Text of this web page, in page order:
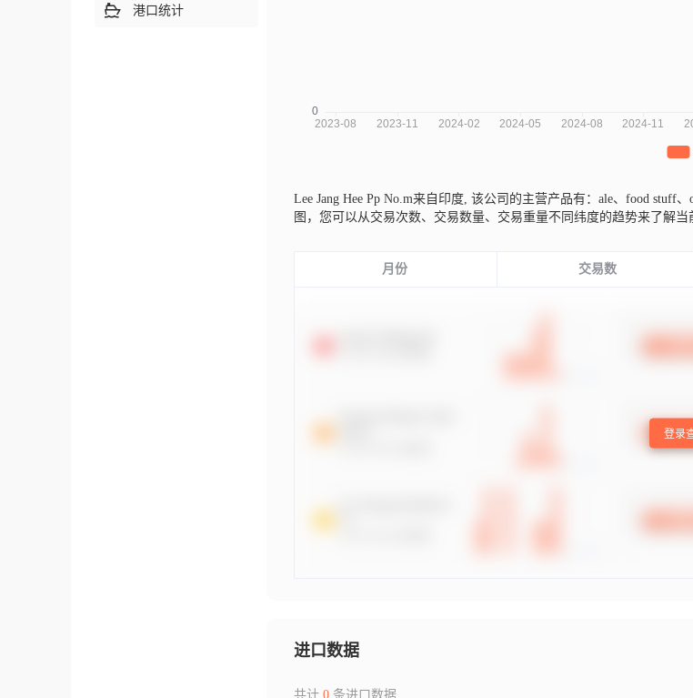
Lee Jang Hee Pp No.m来自印度, 该公司的主营产品有：ale、food stuff、
图，您可以从交易次数、交易数量、交易重量不同纬度的趋势来了解当
月份 交易数
登录
进口数据
共计 0条进口数据
港口统计